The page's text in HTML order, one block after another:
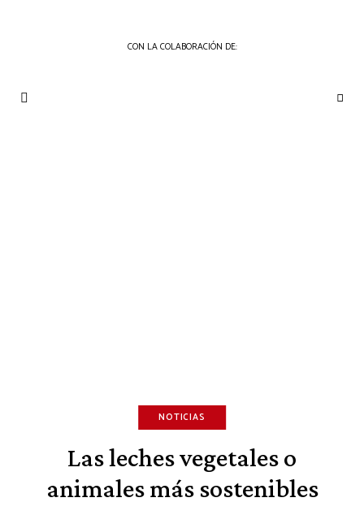
CON LA COLABORACIÓN DE:
NOTICIAS
Las leches vegetales o
animales más sostenibles